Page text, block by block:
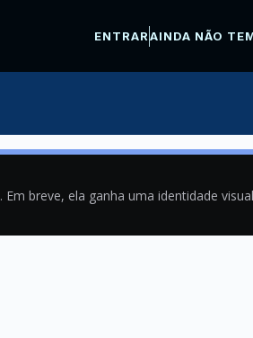
ENTRARAINDA NÃO
breve, ela ganha uma identidade